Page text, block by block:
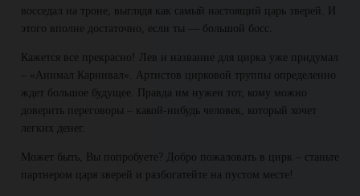
восседал на троне, выглядя как самый настоящий царь зверей. И
этого вполне достаточно, если ты — большой босс.
Кажется все прекрасно! Лев и название для цирка уже придумал
– «Анимал Карнивал». Артистов цирковой труппы определенно
ждет большое будущее. Правда им нужен тот, кому можно
доверить переговоры – какой-нибудь человек, который хочет
легких денег.
Может быть, Вы попробуете? Добро пожаловать в цирк – станьте
партнером царя зверей и разбогатейте на пустом месте!